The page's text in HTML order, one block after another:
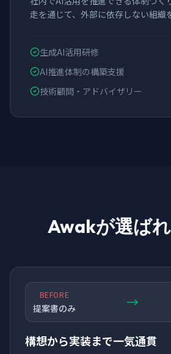
走を通じて、外部に依存しない組織
生成AI活用研修
AI推進体制の構築支援
技術顧問・アドバイザリー
Awakが選ば
BEFORE
提案書のみ →
構想から実装まで一気通貫